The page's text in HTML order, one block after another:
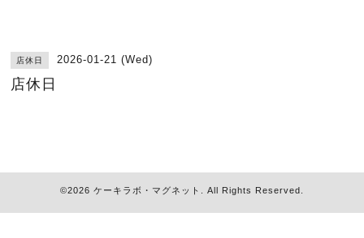
店休日 2026-01-21 (Wed)
店休日
©2026 ケーキラボ・マグネット . All Rights Reserved.